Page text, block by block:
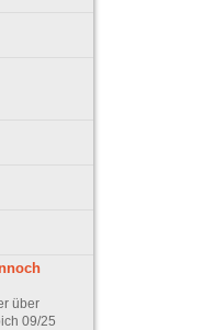
über
09/25